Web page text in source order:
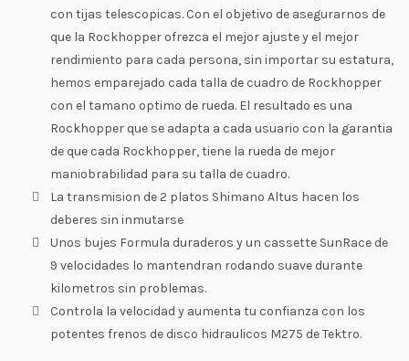
con tijas telescopicas. Con el objetivo de asegurarnos de
que la Rockhopper ofrezca el mejor ajuste y el mejor
rendimiento para cada persona, sin importar su estatura,
hemos emparejado cada talla de cuadro de Rockhopper
con el tamano optimo de rueda. El resultado es una
Rockhopper que se adapta a cada usuario con la garantia
de que cada Rockhopper, tiene la rueda de mejor
maniobrabilidad para su talla de cuadro.
La transmision de 2 platos Shimano Altus hacen los
deberes sin inmutarse
Unos bujes Formula duraderos y un cassette SunRace de
9 velocidades lo mantendran rodando suave durante
kilometros sin problemas.
Controla la velocidad y aumenta tu confianza con los
potentes frenos de disco hidraulicos M275 de Tektro.